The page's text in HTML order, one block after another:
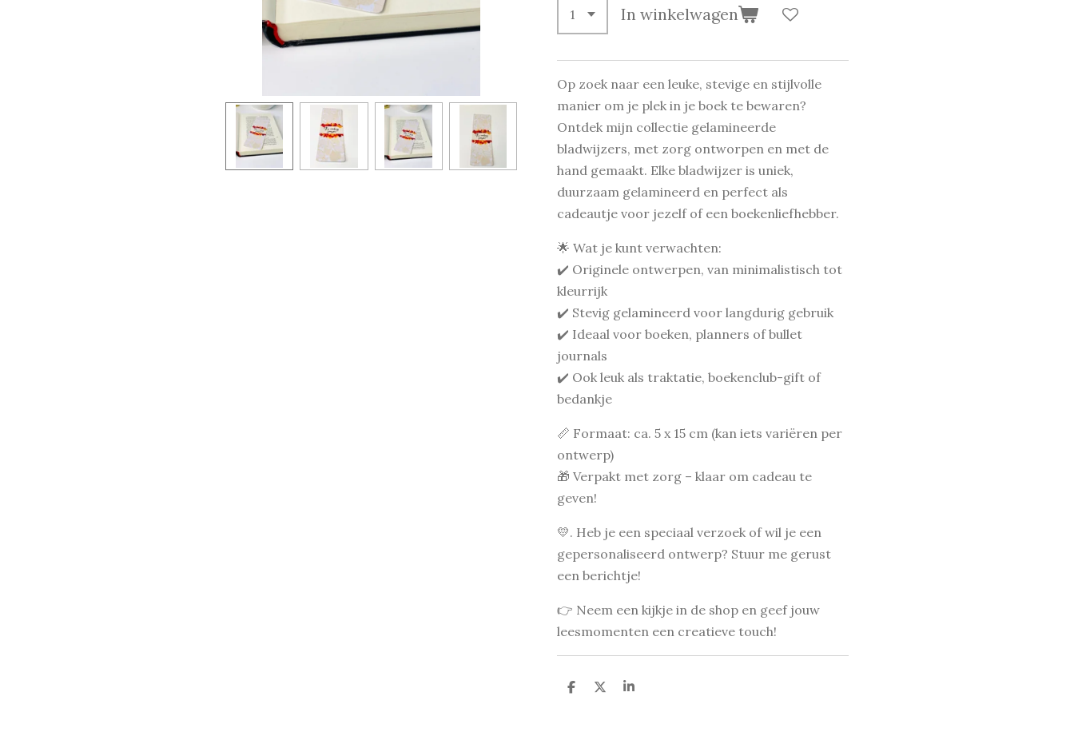
In winkelwagen
Op zoek naar een leuke, stevige en stijlvolle
manier om je plek in je boek te bewaren?
Ontdek mijn collectie gelamineerde
bladwijzers, met zorg ontworpen en met de
hand gemaakt. Elke bladwijzer is uniek,
duurzaam gelamineerd en perfect als
cadeautje voor jezelf of een boekenliefhebber.
🌟 Wat je kunt verwachten:
✔️ Originele ontwerpen, van minimalistisch tot
kleurrijk
✔️ Stevig gelamineerd voor langdurig gebruik
✔️ Ideaal voor boeken, planners of bullet
journals
✔️ Ook leuk als traktatie, boekenclub-gift of
bedankje
📏 Formaat: ca. 5 x 15 cm (kan iets variëren per
ontwerp)
🎁 Verpakt met zorg – klaar om cadeau te
geven!
💛. Heb je een speciaal verzoek of wil je een
gepersonaliseerd ontwerp? Stuur me gerust
een berichtje!
👉 Neem een kijkje in de shop en geef jouw
leesmomenten een creatieve touch!
D
D
S